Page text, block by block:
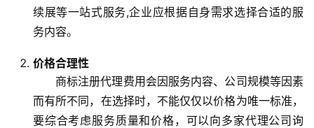
续展等一站式服务,企业应根据自身需求选择合适的服
务内容。
价格合理性
商标注册代理费用会因服务内容、公司规模等因素
而有所不同，在选择时，不能仅仅以价格为唯一标准，
要综合考虑服务质量和价格，可以向多家代理公司询